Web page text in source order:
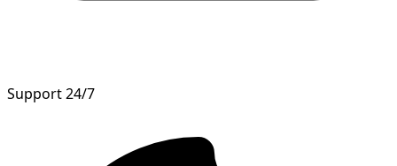
Support 24/7